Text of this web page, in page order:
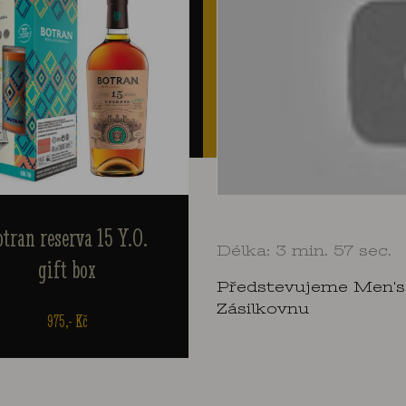
Rum Nation 8 Y.O.
Barbados paper box
1.404,- Kč
Plantation Fiji 2009
Délka: 3 min. 57 sec.
Předstevujeme
Zásilkovnu